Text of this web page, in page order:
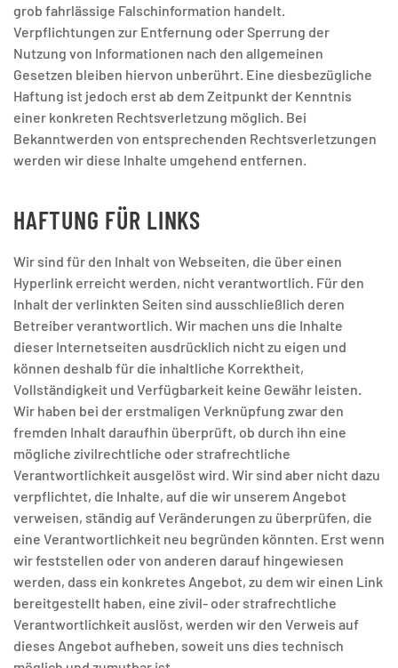
grob fahrlässige Falschinformation handelt.
Verpflichtungen zur Entfernung oder Sperrung der
Nutzung von Informationen nach den allgemeinen
Gesetzen bleiben hiervon unberührt. Eine diesbezügliche
Haftung ist jedoch erst ab dem Zeitpunkt der Kenntnis
einer konkreten Rechtsverletzung möglich. Bei
Bekanntwerden von entsprechenden Rechtsverletzungen
werden wir diese Inhalte umgehend entfernen.
HAFTUNG FÜR LINKS
Wir sind für den Inhalt von Webseiten, die über einen
Hyperlink erreicht werden, nicht verantwortlich. Für den
Inhalt der verlinkten Seiten sind ausschließlich deren
Betreiber verantwortlich. Wir machen uns die Inhalte
dieser Internetseiten ausdrücklich nicht zu eigen und
können deshalb für die inhaltliche Korrektheit,
Vollständigkeit und Verfügbarkeit keine Gewähr leisten.
Wir haben bei der erstmaligen Verknüpfung zwar den
fremden Inhalt daraufhin überprüft, ob durch ihn eine
mögliche zivilrechtliche oder strafrechtliche
Verantwortlichkeit ausgelöst wird. Wir sind aber nicht dazu
verpflichtet, die Inhalte, auf die wir unserem Angebot
verweisen, ständig auf Veränderungen zu überprüfen, die
eine Verantwortlichkeit neu begründen könnten. Erst wenn
wir feststellen oder von anderen darauf hingewiesen
werden, dass ein konkretes Angebot, zu dem wir einen Link
bereitgestellt haben, eine zivil- oder strafrechtliche
Verantwortlichkeit auslöst, werden wir den Verweis auf
dieses Angebot aufheben, soweit uns dies technisch